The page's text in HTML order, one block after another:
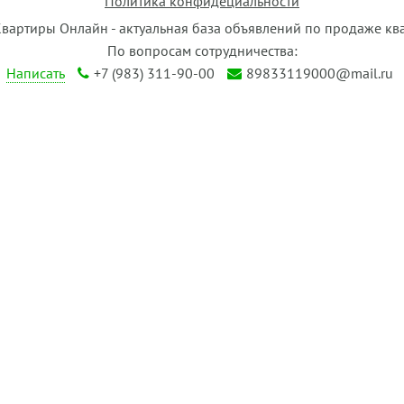
Онлайн - актуальная база объявлений по продаже
По вопросам сотрудничества:
Написать
+7 (983) 311-90-00 89833119000@mail.ru